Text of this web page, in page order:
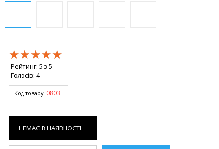
★★★★★
★★★★★
★★★★★
Рейтинг: 5 з 5
Голосів: 4
Код товару: 0803
НЕМАЄ В НАЯВНОСТІ